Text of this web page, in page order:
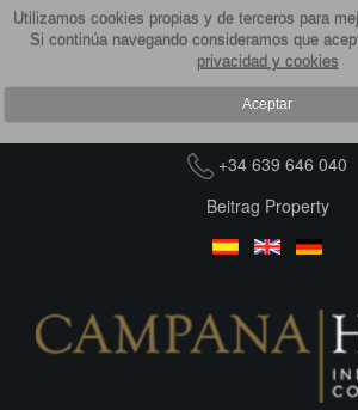
Utilizamos cookies propias y de terceros para
Si continúa navegando consideramos que
privacidad y cookies
Aceptar
+34 639 646 040
Beitrag Property